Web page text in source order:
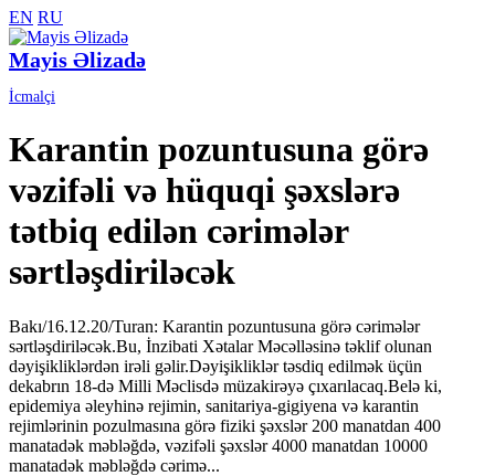
EN RU
Mayis Əlizadə
İcmalçi
Karantin pozuntusuna görə
vəzifəli və hüquqi şəxslərə
tətbiq edilən cərimələr
sərtləşdiriləcək
Bakı/16.12.20/Turan: Karantin pozuntusuna görə cərimələr
sərtləşdiriləcək.Bu, İnzibati Xətalar Məcəlləsinə təklif olunan
dəyişikliklərdən irəli gəlir.Dəyişikliklər təsdiq edilmək üçün
dekabrın 18-də Milli Məclisdə müzakirəyə çıxarılacaq.Belə ki,
epidemiya əleyhinə rejimin, sanitariya-gigiyena və karantin
rejimlərinin pozulmasına görə fiziki şəxslər 200 manatdan 400
manatadək məbləğdə, vəzifəli şəxslər 4000 manatdan 10000
manatadək məbləğdə cərimə...